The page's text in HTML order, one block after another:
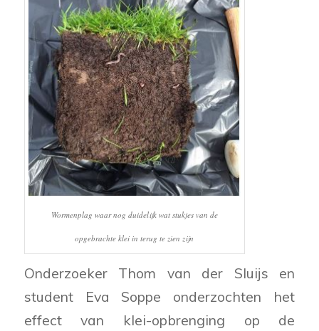
Wormenplag waar nog duidelijk wat stukjes van de
opgebrachte klei in terug te zien zijn
Onderzoeker Thom van der Sluijs en
student Eva Soppe onderzochten het
effect van klei-opbrenging op de